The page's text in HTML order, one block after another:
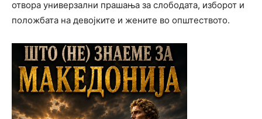
отвора универзални прашања за слободата, изборот и
положбата на девојките и жените во општеството.